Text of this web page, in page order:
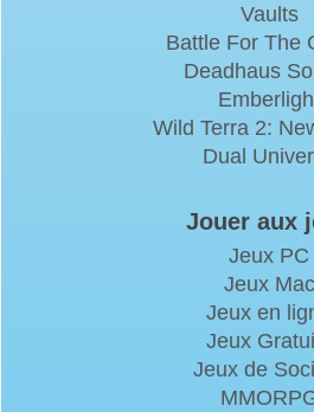
Vaults
Battle For The
Deadhaus
Wild Terra 2:
Dual
Jouer aux
Jeux PC
Jeux Mac
Jeux en
Jeux
Jeux de